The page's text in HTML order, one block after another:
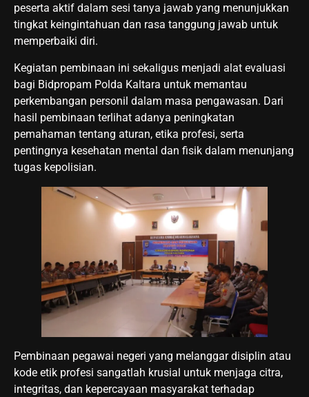
peserta aktif dalam sesi tanya jawab yang menunjukkan
tingkat keingintahuan dan rasa tanggung jawab untuk
memperbaiki diri.
Kegiatan pembinaan ini sekaligus menjadi alat evaluasi
bagi Bidpropam Polda Kaltara untuk memantau
perkembangan personil dalam masa pengawasan. Dari
hasil pembinaan terlihat adanya peningkatan
pemahaman tentang aturan, etika profesi, serta
pentingnya kesehatan mental dan fisik dalam menunjang
tugas kepolisian.
Pembinaan pegawai negeri yang melanggar disiplin atau
kode etik profesi sangatlah krusial untuk menjaga citra,
integritas, dan kepercayaan masyarakat terhadap